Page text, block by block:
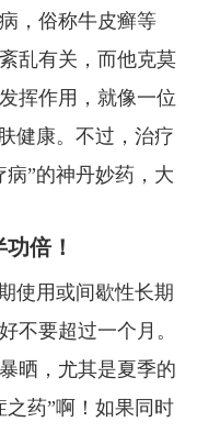
，俗称牛皮癣等
乱有关，而他克莫
挥作用，就像一位
健康。不过，治疗
”的神丹妙药，大
倍！
使用或间歇性长期
不要超过一个月。
晒，尤其是夏季的
药”啊！如果同时